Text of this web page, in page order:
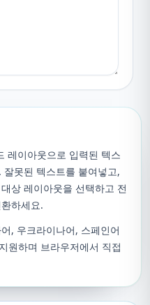
레이아웃으로 입력된 텍스
못된 텍스트를 붙여넣고,
상 레이아웃을 선택하고 전
하세요.
, 우크라이나어, 스페인어
원하며 브라우저에서 직접